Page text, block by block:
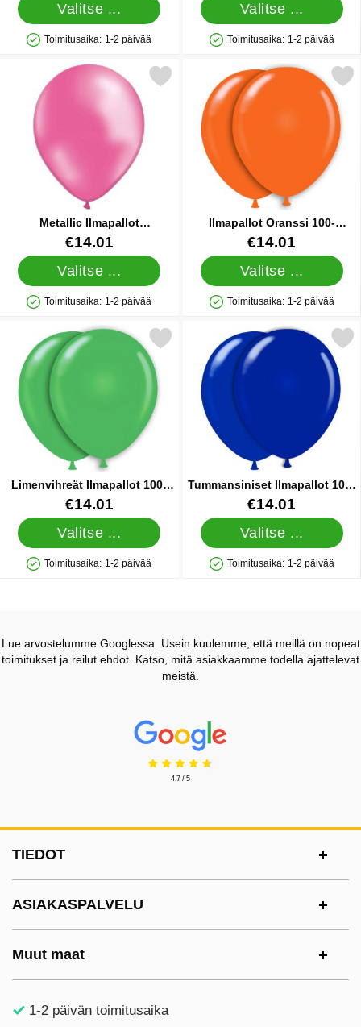
Valitse ...
Saatavuus: Varastossa
Toimitusaika: 1-2 päivää
Valitse ...
Saatavuus: Varastossa
Toimitusaika: 1-2 päivää
Metallic Ilmapallot
Vaaleanpunainen 100
Tuote.nro 10503€14.01
Valitse ...
Saatavuus: Varastossa
Toimitusaika: 1-2 päivää
metallic Ilmapallot Vaaleanpunainen 100 suosikiksi
Ilmapallot Oranssi 100-
pakkaus
Tuote.nro 9514€14.01
Valitse ...
Saatavuus: Varastossa
Toimitusaika: 1-2 päivää
Merkitse ilmapallot Oranssi
Limenvihreät Ilmapallot 100-
pakkaus
Tuote.nro 10681€14.01
Valitse ...
Saatavuus: Varastossa
Toimitusaika: 1-2 päivää
limenvihreät Ilmapallot 100-pakkaus suosikiksi
Tummansiniset Ilmapallot 100-
pakkaus
Tuote.nro 12566€14.01
Valitse ...
Saatavuus: Varastossa
Toimitusaika: 1-2 päivää
Merkitse tummansiniset
Lue arvostelumme Googlessa. Usein kuulemme, että meillä on nopeat
toimitukset ja reilut ehdot. Katso, mitä asiakkaamme todella ajattelevat
meistä.
Prisjakt Arvostelu: 4.7 Tähdet
4.7 / 5
TIEDOT
ASIAKASPALVELU
Muut maat
1-2 päivän toimitusaika